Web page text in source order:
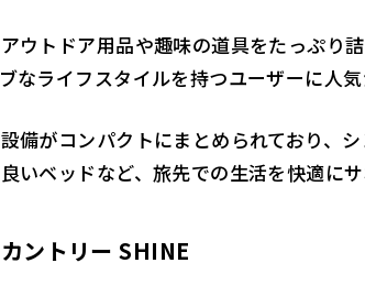
ウトドア用品や趣味の道具をたっぷり
なライフスタイルを持つユーザーに人気
備がコンパクトにまとめられており、
いベッドなど、旅先での生活を快適に
ントリー SHINE